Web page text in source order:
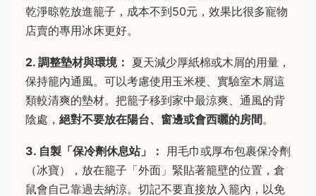
乾淨晾乾放進籠子，成本不到50元，效果比很多寵物
店賣的專用冰床更好。
2. 調整墊材與環境： 夏天減少厚紙棉或木屑的用量，
保持籠內通風。可以考慮使用玉米梗、實驗室木屑這
類較清爽的墊材。把籠子移到家中最涼爽、通風的背
陰處， 絕對不要放在陽台、窗邊或會西曬的房間。
3. 自製「保冷劑休息站」： 用毛巾或厚布包裹保冷劑
（冰寶），放在籠子「外面」緊貼著籠壁的位置，倉
鼠會自己靠過去納涼。切記不要直接放入籠內，以免